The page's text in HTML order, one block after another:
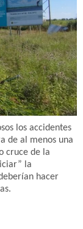
los accidentes
de al menos una
cruce de la
la
hacer